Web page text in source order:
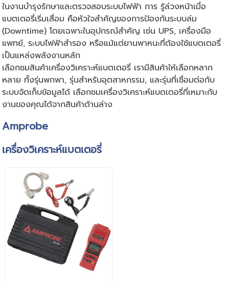
ในงานบำรุงรักษาและตรวจสอบระบบไฟฟ้า การ รู้ล่วงหน้าเมื่อ
แบตเตอรี่เริ่มเสื่อม คือหัวใจสำคัญของการป้องกันระบบล่ม
(Downtime) โดยเฉพาะในอุปกรณ์สำคัญ เช่น UPS, เครื่องมือ
แพทย์, ระบบไฟฟ้าสำรอง หรือแม้แต่ยานพาหนะที่ต้องใช้แบตเตอรี่
เป็นแหล่งพลังงานหลัก
เลือกชมสินค้าเครื่องวิเคราะห์แบตเตอรี่ เรามีสินค้าให้เลือกหลาก
หลาย ทั้งรุ่นพกพา, รุ่นสำหรับอุตสาหกรรม, และรุ่นที่เชื่อมต่อกับ
ระบบจัดเก็บข้อมูลได้ เลือกชมเครื่องวิเคราะห์แบตเตอรี่ที่เหมาะกับ
งานของคุณได้จากสินค้าด้านล่าง
Amprobe
เครื่องวิเคราะห์แบตเตอรี่